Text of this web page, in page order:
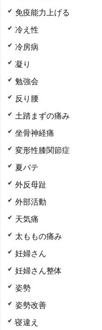
免疫能力上げる
冷え性
冷房病
凝り
勉強会
反り腰
土踏まずの痛み
坐骨神経痛
変形性膝関節症
夏バテ
外反母趾
外部活動
天気痛
太ももの痛み
妊婦さん
妊婦さん整体
姿勢
姿勢改善
寝違え